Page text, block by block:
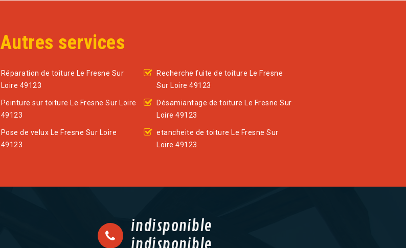
Autres services
Réparation de toiture Le Fresne Sur
Loire 49123
Peinture sur toiture Le Fresne Sur Loire
49123
Pose de velux Le Fresne Sur Loire
49123
Recherche fuite de toiture Le Fresne
Sur Loire 49123
Désamiantage de toiture Le Fresne Sur
Loire 49123
etancheite de toiture Le Fresne Sur
Loire 49123
indisponible